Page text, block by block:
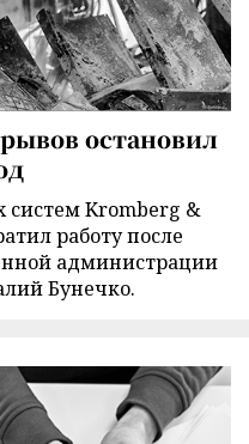
остановил
систем Kromberg &
работу после
администрации
Бунечко.